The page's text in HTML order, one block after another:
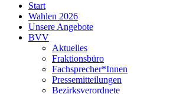
Start
Wahlen 2026
Unsere Angebote
BVV
Aktuelles
Fraktionsbüro
Fachsprecher*Innen
Pressemitteilungen
Bezirksverordnete